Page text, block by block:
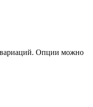
вариаций. Опции можно